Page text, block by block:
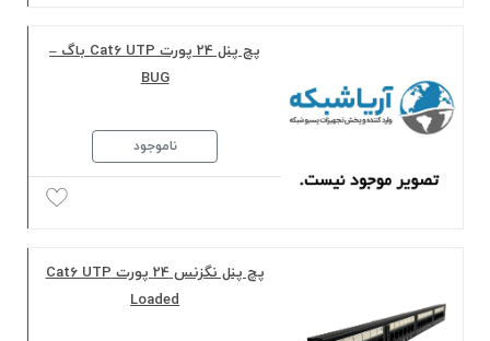
پچ پنل 24 پورت Cat6 UTP باگ –
BUG
ناموجود
پچ پنل نگزنس 24 پورت Cat6 UTP
Loaded